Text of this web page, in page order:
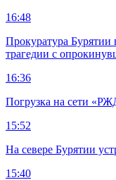
16:48
Прокуратура Бурятии
трагедии с
16:36
Погрузка на сети
15:52
На севере Бурятии
15:40